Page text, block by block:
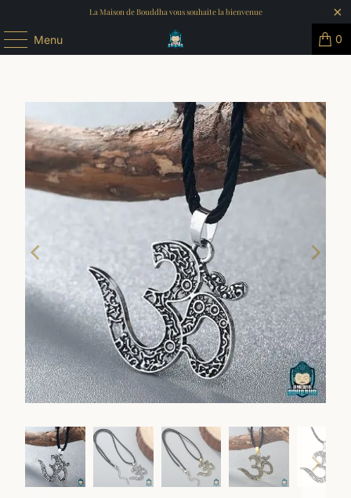
La Maison de Bouddha vous souhaite la bienvenue
Menu 0